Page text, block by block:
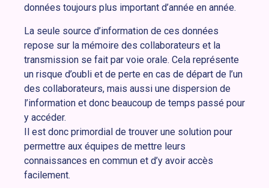
données toujours plus important d’année en année.
La seule source d’information de ces données
repose sur la mémoire des collaborateurs et la
transmission se fait par voie orale. Cela représente
un risque d’oubli et de perte en cas de départ de l’un
des collaborateurs, mais aussi une dispersion de
l’information et donc beaucoup de temps passé pour
y accéder.
Il est donc primordial de trouver une solution pour
permettre aux équipes de mettre leurs
connaissances en commun et d’y avoir accès
facilement.